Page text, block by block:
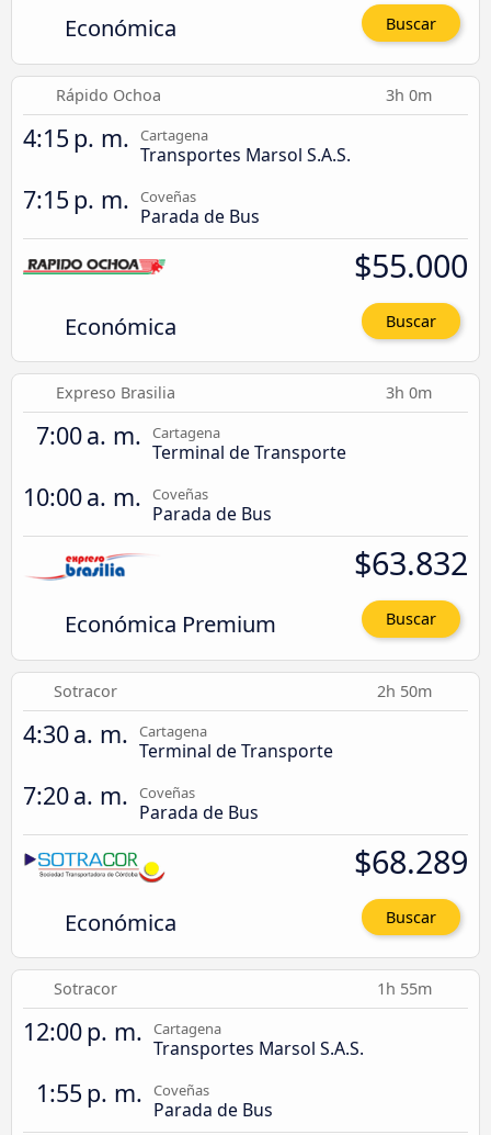
Económica Buscar
Rápido Ochoa 3h 0m
4:15 p. m. Cartagena
Transportes Marsol S.A.S.
7:15 p. m. Coveñas
Parada de Bus
Económica
$55.000
Buscar
Expreso Brasilia 3h 0m
7:00 a. m. Cartagena
Terminal de Transporte
10:00 a. m. Coveñas
Parada de Bus
Económica Premium
$63.832
Buscar
Sotracor 2h 50m
4:30 a. m. Cartagena
Terminal de Transporte
7:20 a. m. Coveñas
Parada de Bus
Económica
$68.289
Buscar
Sotracor 1h 55m
12:00 p. m. Cartagena
Transportes Marsol S.A.S.
1:55 p. m. Coveñas
Parada de Bus